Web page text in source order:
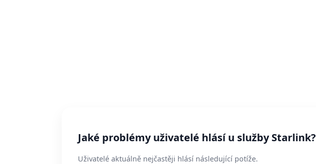
Jaké problémy uživatelé hlásí u služby Starlink?
Uživatelé aktuálně nejčastěji hlásí následující potíže.